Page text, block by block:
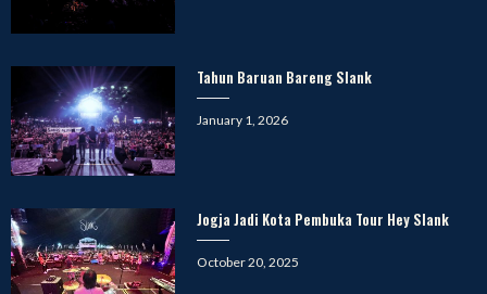
Tahun Baruan Bareng Slank
Posted
January 1, 2026
Jogja Jadi Kota Pembuka Tour Hey Slank
Posted
October 20, 2025